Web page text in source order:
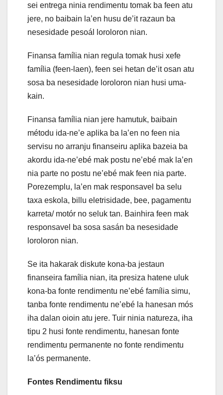
sei entrega ninia rendimentu tomak ba feen atu
jere, no baibain la’en husu de’it razaun ba
nesesidade pesoál loroloron nian.
Finansa família nian regula tomak husi xefe
família (feen-laen), feen sei hetan de’it osan atu
sosa ba nesesidade loroloron nian husi uma-
kain.
Finansa família nian jere hamutuk, baibain
métodu ida-ne’e aplika ba la’en no feen nia
servisu no arranju finanseiru aplika bazeia ba
akordu ida-ne’ebé mak postu ne’ebé mak la’en
nia parte no postu ne’ebé mak feen nia parte.
Porezemplu, la’en mak responsavel ba selu
taxa eskola, billu eletrisidade, bee, pagamentu
karreta/ motór no seluk tan. Bainhira feen mak
responsavel ba sosa sasán ba nesesidade
loroloron nian.
Se ita hakarak diskute kona-ba jestaun
finanseira família nian, ita presiza hatene uluk
kona-ba fonte rendimentu ne’ebé família simu,
tanba fonte rendimentu ne’ebé la hanesan mós
iha dalan oioin atu jere. Tuir ninia natureza, iha
tipu 2 husi fonte rendimentu, hanesan fonte
rendimentu permanente no fonte rendimentu
la’ós permanente.
Fontes Rendimentu fiksu